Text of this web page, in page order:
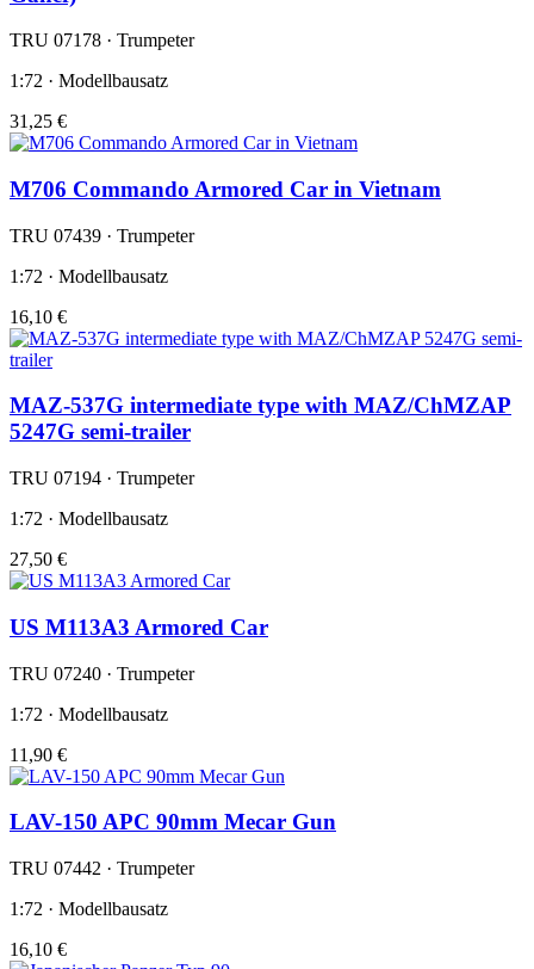
TRU 07178 · Trumpeter
1:72 · Modellbausatz
31,25 €
M706 Commando Armored Car in Vietnam
TRU 07439 · Trumpeter
1:72 · Modellbausatz
16,10 €
MAZ-537G intermediate type with MAZ/ChMZAP
5247G semi-trailer
TRU 07194 · Trumpeter
1:72 · Modellbausatz
27,50 €
US M113A3 Armored Car
TRU 07240 · Trumpeter
1:72 · Modellbausatz
11,90 €
LAV-150 APC 90mm Mecar Gun
TRU 07442 · Trumpeter
1:72 · Modellbausatz
16,10 €